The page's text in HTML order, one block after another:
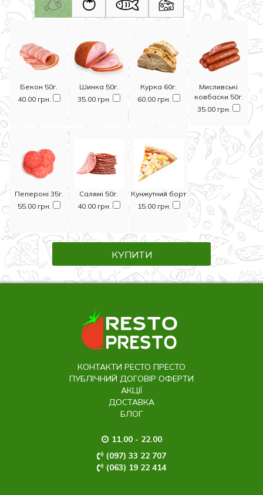
Бекон 50г.
40.00 грн.
Шинка 50г.
35.00 грн.
Курка 60г.
60.00 грн.
Мисливські
ковбаски 50г.
35.00 грн.
Пепероні 35г.
55.00 грн.
Салямі 50г.
40.00 грн.
Кунжутний борт
15.00 грн.
КУПИТИ
КОНТАКТИ РЕСТО ПРЕСТО
ПУБЛІЧНИЙ ДОГОВІР ОФЕРТИ
АКЦІЇ
ДОСТАВКА
БЛОГ
11.00 - 22.00
(097) 33 22 707
(063) 19 22 414